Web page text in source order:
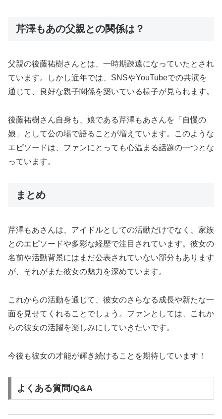
芹澤もあの父親との関係は？
父親の後藤祐樹さんとは、一時期疎遠になっていたとされ
ています。しかし近年では、SNSやYouTubeでの共演を
通じて、良好な親子関係を築いている様子が見られます。
後藤祐樹さん自身も、娘である芹澤もあさんを「自慢の
娘」として公の場で語ることが増えています。このような
エピソードは、ファンにとっても心温まる話題の一つとな
っています。
まとめ
芹澤もあさんは、アイドルとしての活動だけでなく、家族
とのエピソードや多彩な経歴で注目されています。彼女の
名前や活動背景にはまだ公表されていない部分もあります
が、それがまた彼女の魅力を深めています。
これからの活動を通じて、彼女のさらなる成長や新たな一
面を見せてくれることでしょう。ファンとしては、これか
らの彼女の活躍を楽しみにしていきたいです。
今後も彼女の才能が輝き続けることを期待しています！
よくある質問/Q&A